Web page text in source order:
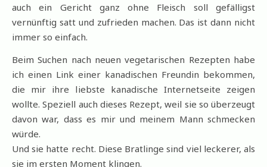
auch ein Gericht ganz ohne Fleisch soll gefälligst
vernünftig satt und zufrieden machen. Das ist dann nicht
immer so einfach.
Beim Suchen nach neuen vegetarischen Rezepten habe
ich einen Link einer kanadischen Freundin bekommen,
die mir ihre liebste kanadische Internetseite zeigen
wollte. Speziell auch dieses Rezept, weil sie so überzeugt
davon war, dass es mir und meinem Mann schmecken
würde.
Und sie hatte recht. Diese Bratlinge sind viel leckerer, als
sie im ersten Moment klingen.